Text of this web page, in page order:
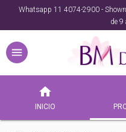
Whatsapp 11 4074-2900 -
de 9
INICIO